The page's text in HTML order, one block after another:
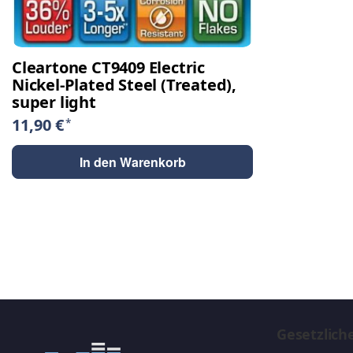
Cleartone CT9409 Electric
Nickel-Plated Steel (Treated),
super light
11,90 €*
In den Warenkorb